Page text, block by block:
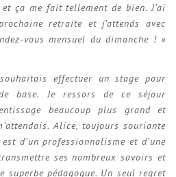
ça me fait tellement de bien. J’ai
retraite et j’attends avec
vous mensuel du dimanche ! »
effectuer un stage pour
base. Je ressors de ce séjour
beaucoup plus grand et
Alice, toujours souriante
d’un professionnalisme et d’une
ses nombreux savoirs et
superbe pédagogue. Un seul regret